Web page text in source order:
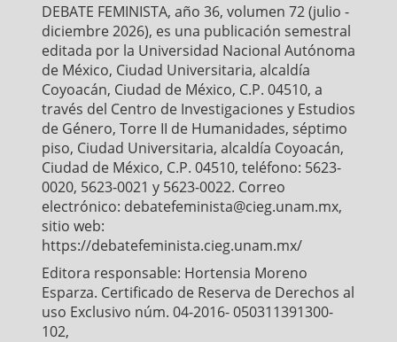
k p
DEBATE FEMINISTA, año 36, volumen 72 (julio -
diciembre 2026), es una publicación semestral
editada por la Universidad Nacional Autónoma
de México, Ciudad Universitaria, alcaldía
Coyoacán, Ciudad de México, C.P. 04510, a
través del Centro de Investigaciones y Estudios
de Género, Torre II de Humanidades, séptimo
piso, Ciudad Universitaria, alcaldía Coyoacán,
Ciudad de México, C.P. 04510, teléfono: 5623-
0020, 5623-0021 y 5623-0022. Correo
electrónico: debatefeminista@cieg.unam.mx,
sitio web:
https://debatefeminista.cieg.unam.mx/
Editora responsable: Hortensia Moreno
Esparza. Certificado de Reserva de Derechos al
uso Exclusivo núm. 04-2016- 050311391300-
102,